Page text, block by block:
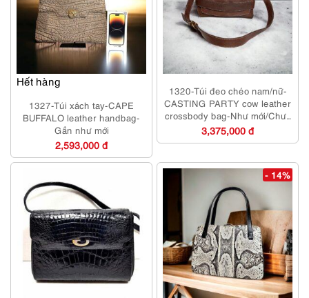
Hết hàng
1327-Túi xách tay-CAPE
BUFFALO leather handbag-
Gần như mới
2,593,000 đ
1320-Túi đeo chéo nam/nữ-
CASTING PARTY cow leather
crossbody bag-Như mới/Chưa
sử dụng
3,375,000 đ
- 14%